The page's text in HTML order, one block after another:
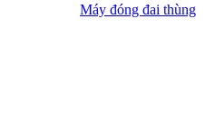
Máy đóng đai thùng